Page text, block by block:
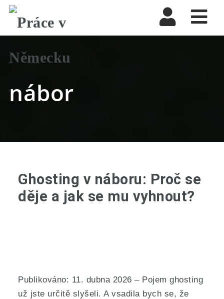
nábor
Ghosting v náboru: Proč se
děje a jak se mu vyhnout?
Publikováno: 11. dubna 2026 – Pojem ghosting
už jste určitě slyšeli. A vsadila bych se, že